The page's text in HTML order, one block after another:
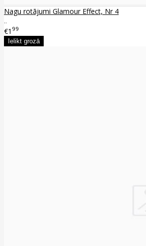
Nagu rotājumi Glamour Effect, Nr 4
..
€1 99